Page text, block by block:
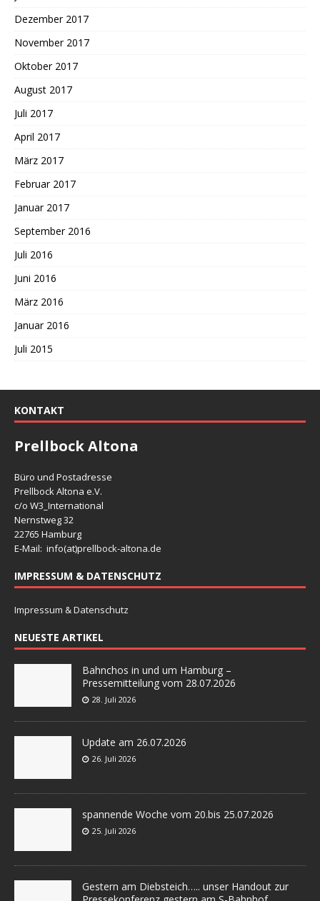
Dezember 2017
November 2017
Oktober 2017
August 2017
Juli 2017
April 2017
März 2017
Februar 2017
Januar 2017
September 2016
Juli 2016
Juni 2016
März 2016
Januar 2016
Juli 2015
KONTAKT
Prellbock Altona
Büro und Postadresse
Prellbock Altona e.V.
c/o W3_International
Nernstweg 32
22765 Hamburg
E-Mail: info(at)prellbock-altona.de
IMPRESSUM & DATENSCHUTZ
Impressum & Datenschutz
NEUESTE ARTIKEL
Bahnchos in und um Hamburg –
Pressemitteilung vom 28.07.2026
28. Juli 2026
Update am 26.07.2026
26. Juli 2026
spannende Woche vom 20.bis 25.07.2026
25. Juli 2026
Gestern am Diebsteich….. unser Handout zur